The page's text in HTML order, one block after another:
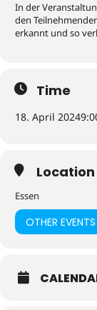
In der
den
erkannt und so
Time
18. April 2024
Location
Essen
OTHER EVENTS